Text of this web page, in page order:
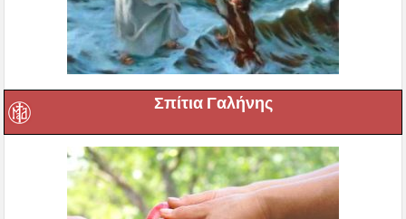
Σπίτια Γαλήνης